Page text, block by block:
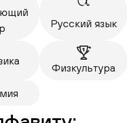
Русский язык
Физкультура